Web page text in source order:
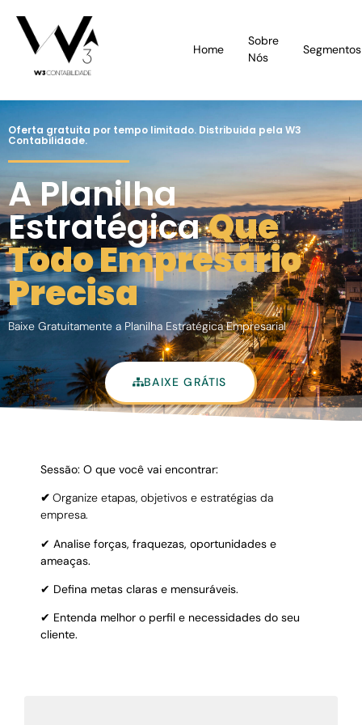
Home
Sobre
Nós
Segmentos
Oferta gratuita por tempo limitado. Distribuida pela W3
Contabilidade.
A Planilha
EstratégicaQue
Todo Empresário
Precisa
Baixe Gratuitamente a Planilha Estratégica Empresarial
BAIXE GRÁTIS
Sessão: O que você vai encontrar:
✔ Organize etapas, objetivos e estratégias da
empresa.
✔ Analise forças, fraquezas, oportunidades e
ameaças.
✔ Defina metas claras e mensuráveis.
✔ Entenda melhor o perfil e necessidades do seu
cliente.